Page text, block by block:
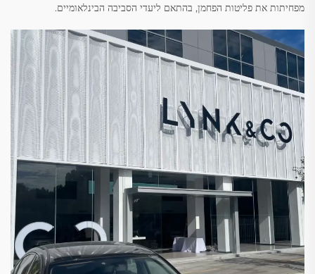
מפחיתות את פליטות הפחמן, בהתאם ליעדי הסביבה הבינלאומיים.